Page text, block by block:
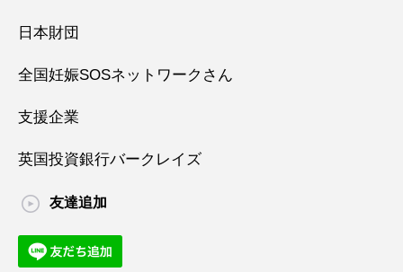
日本財団
全国妊娠SOSネットワークさん
支援企業
英国投資銀行バークレイズ
友達追加